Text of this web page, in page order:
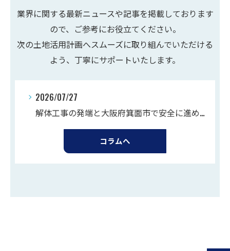
業界に関する最新ニュースや記事を掲載しております
ので、ご参考にお役立てください。
次の土地活用計画へスムーズに取り組んでいただける
よう、丁寧にサポートいたします。
解体工事事業を始めるための登録や必要書類・許可の流れを徹底解説
2026/08/03
解体工事で求められるスキルと未経験から年収アップを目指す実践ポイント
2026/07/27
解体工事の発端と大阪府箕面市で安全に進める費用と業者選びのポイント
2026/07/20
解体工事事業を始めるための登録や必要書類・許可の流れを徹底解説
2026/08/03
コラムへ